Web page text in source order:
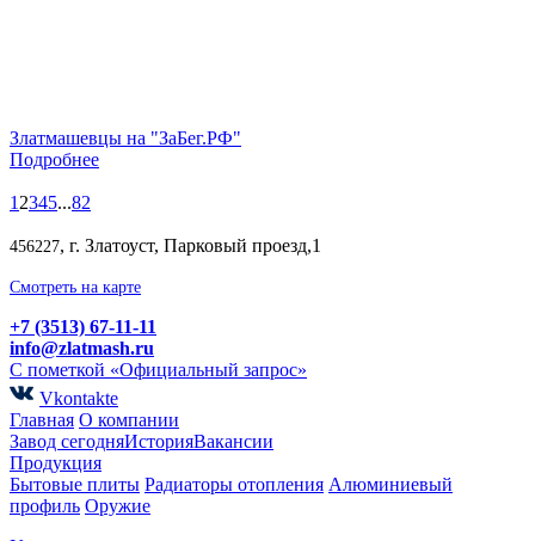
Златмашевцы на "ЗаБег.РФ"
Подробнее
1 2345...82
456227, г. Златоуст, Парковый проезд,1
Смотреть на карте
+7 (3513) 67-11-11
info@zlatmash.ru
С пометкой «Официальный запрос»
Vkontakte
Главная О компании
Завод сегодняИсторияВакансии
Продукция
Бытовые плиты Радиаторы отопления Алюминиевый
профиль Оружие